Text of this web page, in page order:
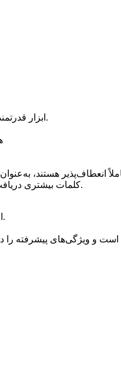
ابزار قدرتمندی که قادر به دور زدن آشکارسازهای هوش مصنوعی است.
انعطاف‌پذیر هستند،
کلمات بیشتری دریافت کنید، یا اگر می‌خواهید در هزینه‌تان صرفه‌جویی کنید، کمتر.
اما اطلاعات محدود در مورد ادغام با سایر پلتفرم ها و ابزارها.